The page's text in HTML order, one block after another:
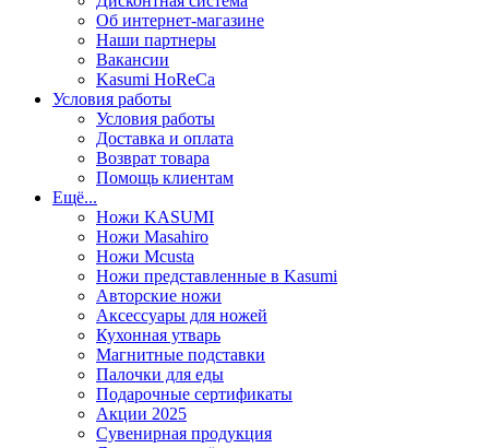
Об интернет-магазине
Наши партнеры
Вакансии
Kasumi HoReCa
Условия работы
Условия работы
Доставка и оплата
Возврат товара
Помощь клиентам
Ещё...
Ножи KASUMI
Ножи Masahiro
Ножи Mcusta
Ножи представленные в Kasumi
Авторские ножи
Аксессуары для ножей
Кухонная утварь
Магнитные подставки
Палочки для еды
Подарочные сертификаты
Акции 2025
Сувенирная продукция